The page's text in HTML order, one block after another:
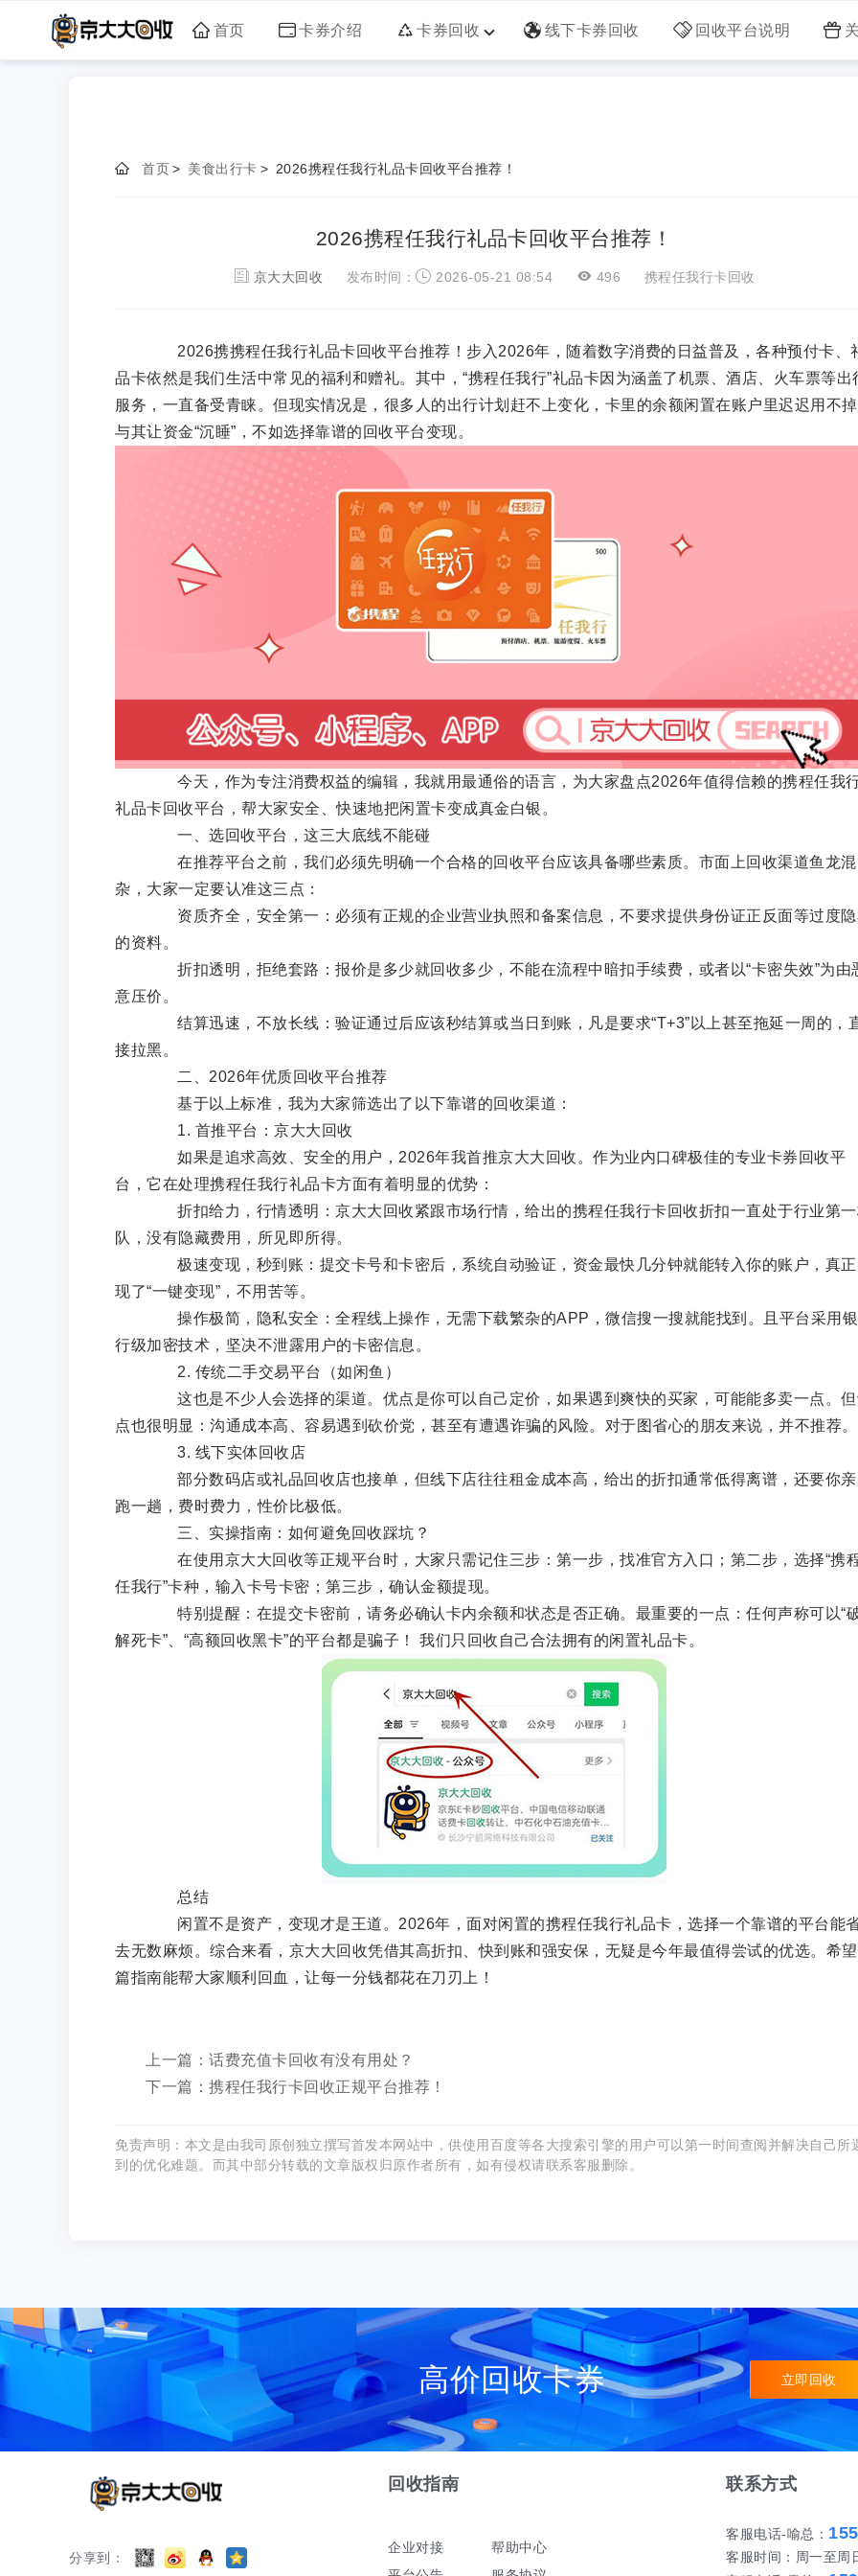
首页 卡券介绍 卡券回收 线下卡券回收 回收平台说明
首页> 美食出行卡 > 2026携程任我行礼品卡回收平台推荐！
2026携程任我行礼品卡回收平台推荐！
京大大回收 发布时间： 2026-05-21 08:54 496 携程任我行卡回收
2026携携程任我行礼品卡回收平台推荐！步入2026年，随着数字消费的日益普及，各种预付卡、
品卡依然是我们生活中常见的福利和赠礼。其中，“携程任我行”礼品卡因为涵盖了机票、酒店、火车票等出
服务，一直备受青睐。但现实情况是，很多人的出行计划赶不上变化，卡里的余额闲置在账户里迟迟用不掉
与其让资金“沉睡”，不如选择靠谱的回收平台变现。
今天，作为专注消费权益的编辑，我就用最通俗的语言，为大家盘点2026年值得信赖的携程任我
礼品卡回收平台，帮大家安全、快速地把闲置卡变成真金白银。
一、选回收平台，这三大底线不能碰
在推荐平台之前，我们必须先明确一个合格的回收平台应该具备哪些素质。市面上回收渠道鱼龙混
杂，大家一定要认准这三点：
资质齐全，安全第一：必须有正规的企业营业执照和备案信息，不要求提供身份证正反面等过度隐
的资料。
折扣透明，拒绝套路：报价是多少就回收多少，不能在流程中暗扣手续费，或者以“卡密失效”为由
意压价。
结算迅速，不放长线：验证通过后应该秒结算或当日到账，凡是要求“T+3”以上甚至拖延一周的，
接拉黑。
二、2026年优质回收平台推荐
基于以上标准，我为大家筛选出了以下靠谱的回收渠道：
1. 首推平台：京大大回收
如果是追求高效、安全的用户，2026年我首推京大大回收。作为业内口碑极佳的专业卡券回收平
台，它在处理携程任我行礼品卡方面有着明显的优势：
折扣给力，行情透明：京大大回收紧跟市场行情，给出的携程任我行卡回收折扣一直处于行业第一
队，没有隐藏费用，所见即所得。
极速变现，秒到账：提交卡号和卡密后，系统自动验证，资金最快几分钟就能转入你的账户，真
现了“一键变现”，不用苦等。
操作极简，隐私安全：全程线上操作，无需下载繁杂的APP，微信搜一搜就能找到。且平台采用银
行级加密技术，坚决不泄露用户的卡密信息。
2. 传统二手交易平台（如闲鱼）
这也是不少人会选择的渠道。优点是你可以自己定价，如果遇到爽快的买家，可能能多卖一点。
点也很明显：沟通成本高、容易遇到砍价党，甚至有遭遇诈骗的风险。对于图省心的朋友来说，并不推荐。
3. 线下实体回收店
部分数码店或礼品回收店也接单，但线下店往往租金成本高，给出的折扣通常低得离谱，还要你亲
跑一趟，费时费力，性价比极低。
三、实操指南：如何避免回收踩坑？
在使用京大大回收等正规平台时，大家只需记住三步：第一步，找准官方入口；第二步，选择“携
任我行”卡种，输入卡号卡密；第三步，确认金额提现。
特别提醒：在提交卡密前，请务必确认卡内余额和状态是否正确。最重要的一点：任何声称可以“
解死卡”、“高额回收黑卡”的平台都是骗子！ 我们只回收自己合法拥有的闲置礼品卡。
总结
闲置不是资产，变现才是王道。2026年，面对闲置的携程任我行礼品卡，选择一个靠谱的平台能
去无数麻烦。综合来看，京大大回收凭借其高折扣、快到账和强安保，无疑是今年最值得尝试的优选。希
篇指南能帮大家顺利回血，让每一分钱都花在刀刃上！
上一篇：话费充值卡回收有没有用处？
下一篇：携程任我行卡回收正规平台推荐！
免责声明：本文是由我司原创独立撰写首发本网站中，供使用百度等各大搜索引擎的用户可以第一时间查阅并解决自己所
到的优化难题。而其中部分转载的文章版权归原作者所有，如有侵权请联系客服删除。
高价回收卡券 立即回收
分享到：
回收指南
企业对接
帮助中心
联系方式
客服电话-喻总：
客服时间：周一至